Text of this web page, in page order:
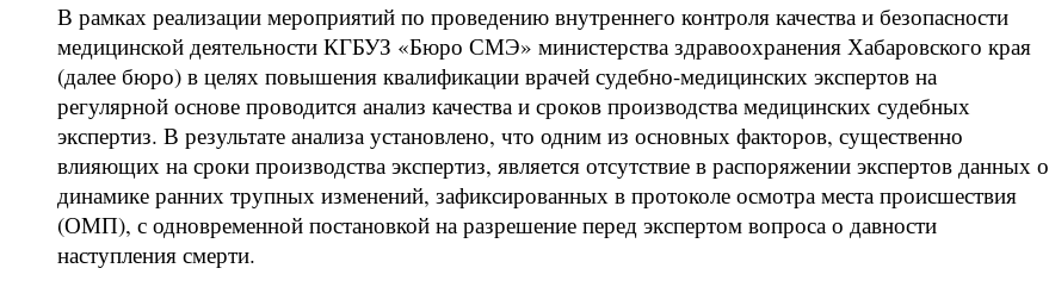
В рамках реализации мероприятий по проведению внутреннего контроля качества и безопасности
медицинской деятельности КГБУЗ «Бюро СМЭ» министерства здравоохранения Хабаровского края
(далее бюро) в целях повышения квалификации врачей судебно-медицинских экспертов на
регулярной основе проводится анализ качества и сроков производства медицинских судебных
экспертиз. В результате анализа установлено, что одним из основных факторов, существенно
влияющих на сроки производства экспертиз, является отсутствие в распоряжении экспертов данных о
динамике ранних трупных изменений, зафиксированных в протоколе осмотра места происшествия
(ОМП), с одновременной постановкой на разрешение перед экспертом вопроса о давности
наступления смерти.